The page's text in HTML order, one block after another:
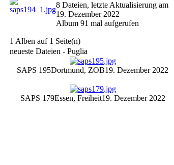
8 Dateien, letzte Aktualisierung am
19. Dezember 2022
Album 91 mal aufgerufen
1 Alben auf 1 Seite(n)
neueste Dateien - Puglia
SAPS 195Dortmund, ZOB19. Dezember 2022
SAPS 179Essen, Freiheit19. Dezember 2022